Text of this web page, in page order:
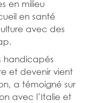
en milieu
en santé
avec des
handicapés
et devenir vient
a témoigné sur
avec l’Italie et